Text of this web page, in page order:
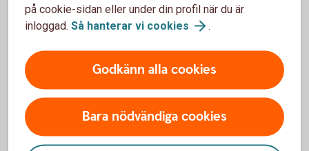
Handla på
nätet
Börja shoppa på nätet med kortet
Handla på nätet medkort
på cookie-sidan eller under din profil när du är
inloggad. Så hanterar vi cookies .
Godkänn alla cookies
Bara nödvändiga cookies